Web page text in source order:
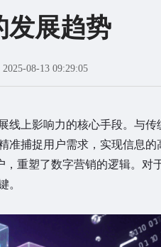
发展趋势
08-13 09:29:05
线上影响力的核心手段。与传
准捕捉用户需求，实现信息的
重塑了数字营销的逻辑。对
。